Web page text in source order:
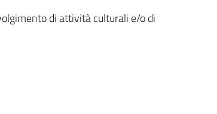
di attività culturali e/o di